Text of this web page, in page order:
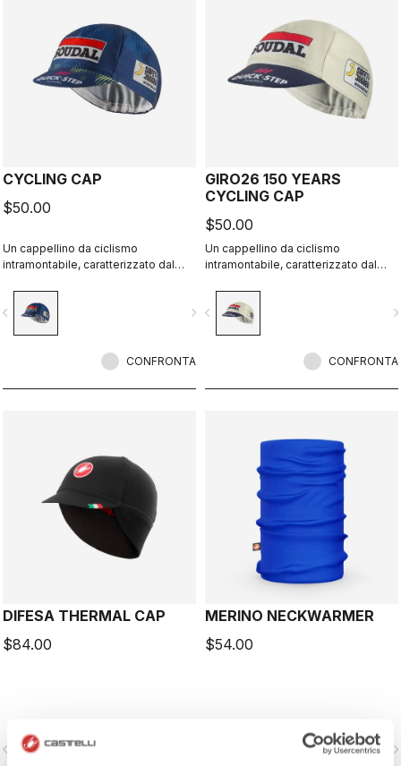
CYCLING CAP
$50.00
Un cappellino da ciclismo
intramontabile, caratterizzato dal
navigate_next
CONFRONTA
GIRO26 150 YEARS
CYCLING CAP
$50.00
Un cappellino da ciclismo
intramontabile, caratterizzato dal
navigate_before
CONFRONTA
DIFESA THERMAL CAP
$84.00
MERINO NECKWARMER
$54.00